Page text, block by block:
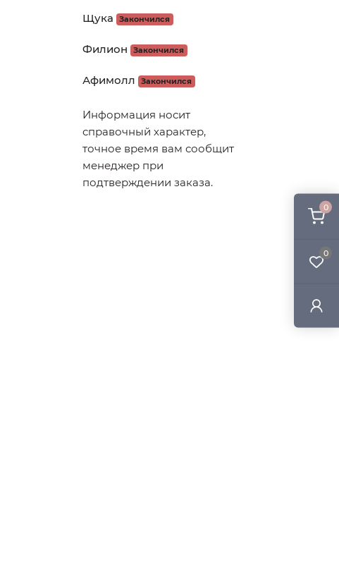
0
0
Щука Закончился
Филион Закончился
Афимолл Закончился
Информация носит
справочный характер,
точное время вам сообщит
менеджер при
подтверждении заказа.